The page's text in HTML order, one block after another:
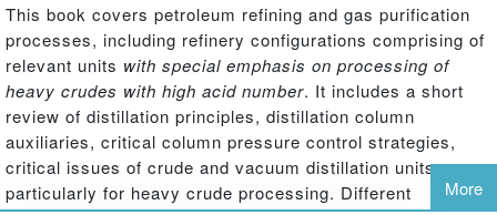
This book covers petroleum refining and gas purification
processes, including refinery configurations comprising of
relevant units with special emphasis on processing of
heavy crudes with high acid number. It includes a short
review of distillation principles, distillation column
auxiliaries, critical column pressure control strategies,
critical issues of crude and vacuum distillation units
particularly for heavy crude processing. Different
More